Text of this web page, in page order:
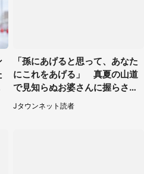
「孫にあげると思って、あなた
にこれをあげる」 真夏の山道
で見知らぬお婆さんに握らされ
たもの（山口県・30代女性）
Jタウンネット読者